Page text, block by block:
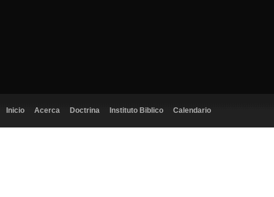
Inicio Acerca Doctrina Instituto Biblico Calendario